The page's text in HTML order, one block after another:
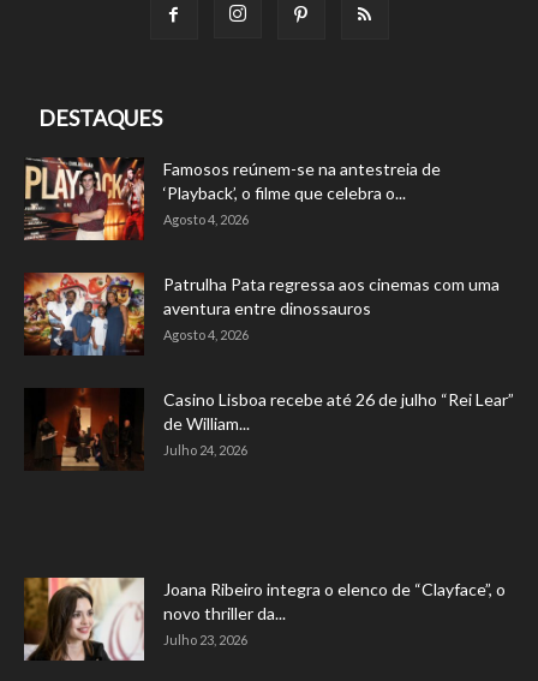
DESTAQUES
Famosos reúnem-se na antestreia de
‘Playback’, o filme que celebra o...
Agosto 4, 2026
Patrulha Pata regressa aos cinemas com uma
aventura entre dinossauros
Agosto 4, 2026
Casino Lisboa recebe até 26 de julho “Rei Lear”
de William...
Julho 24, 2026
Joana Ribeiro integra o elenco de “Clayface”, o
novo thriller da...
Julho 23, 2026